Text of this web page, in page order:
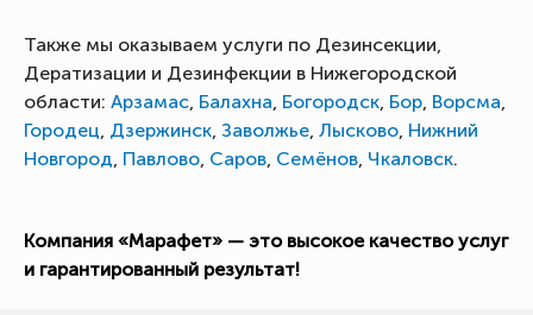
Также мы оказываем услуги по Дезинсекции,
Дератизации и Дезинфекции в Нижегородской
области: Арзамас Балахна Богородск Бор Ворсма
Городец Дзержинск Заволжье Лысково Нижний
Новгород Павлово Саров Семёнов Чкаловск.
Компания «Марафет» — это высокое качество услуг
и гарантированный результат!